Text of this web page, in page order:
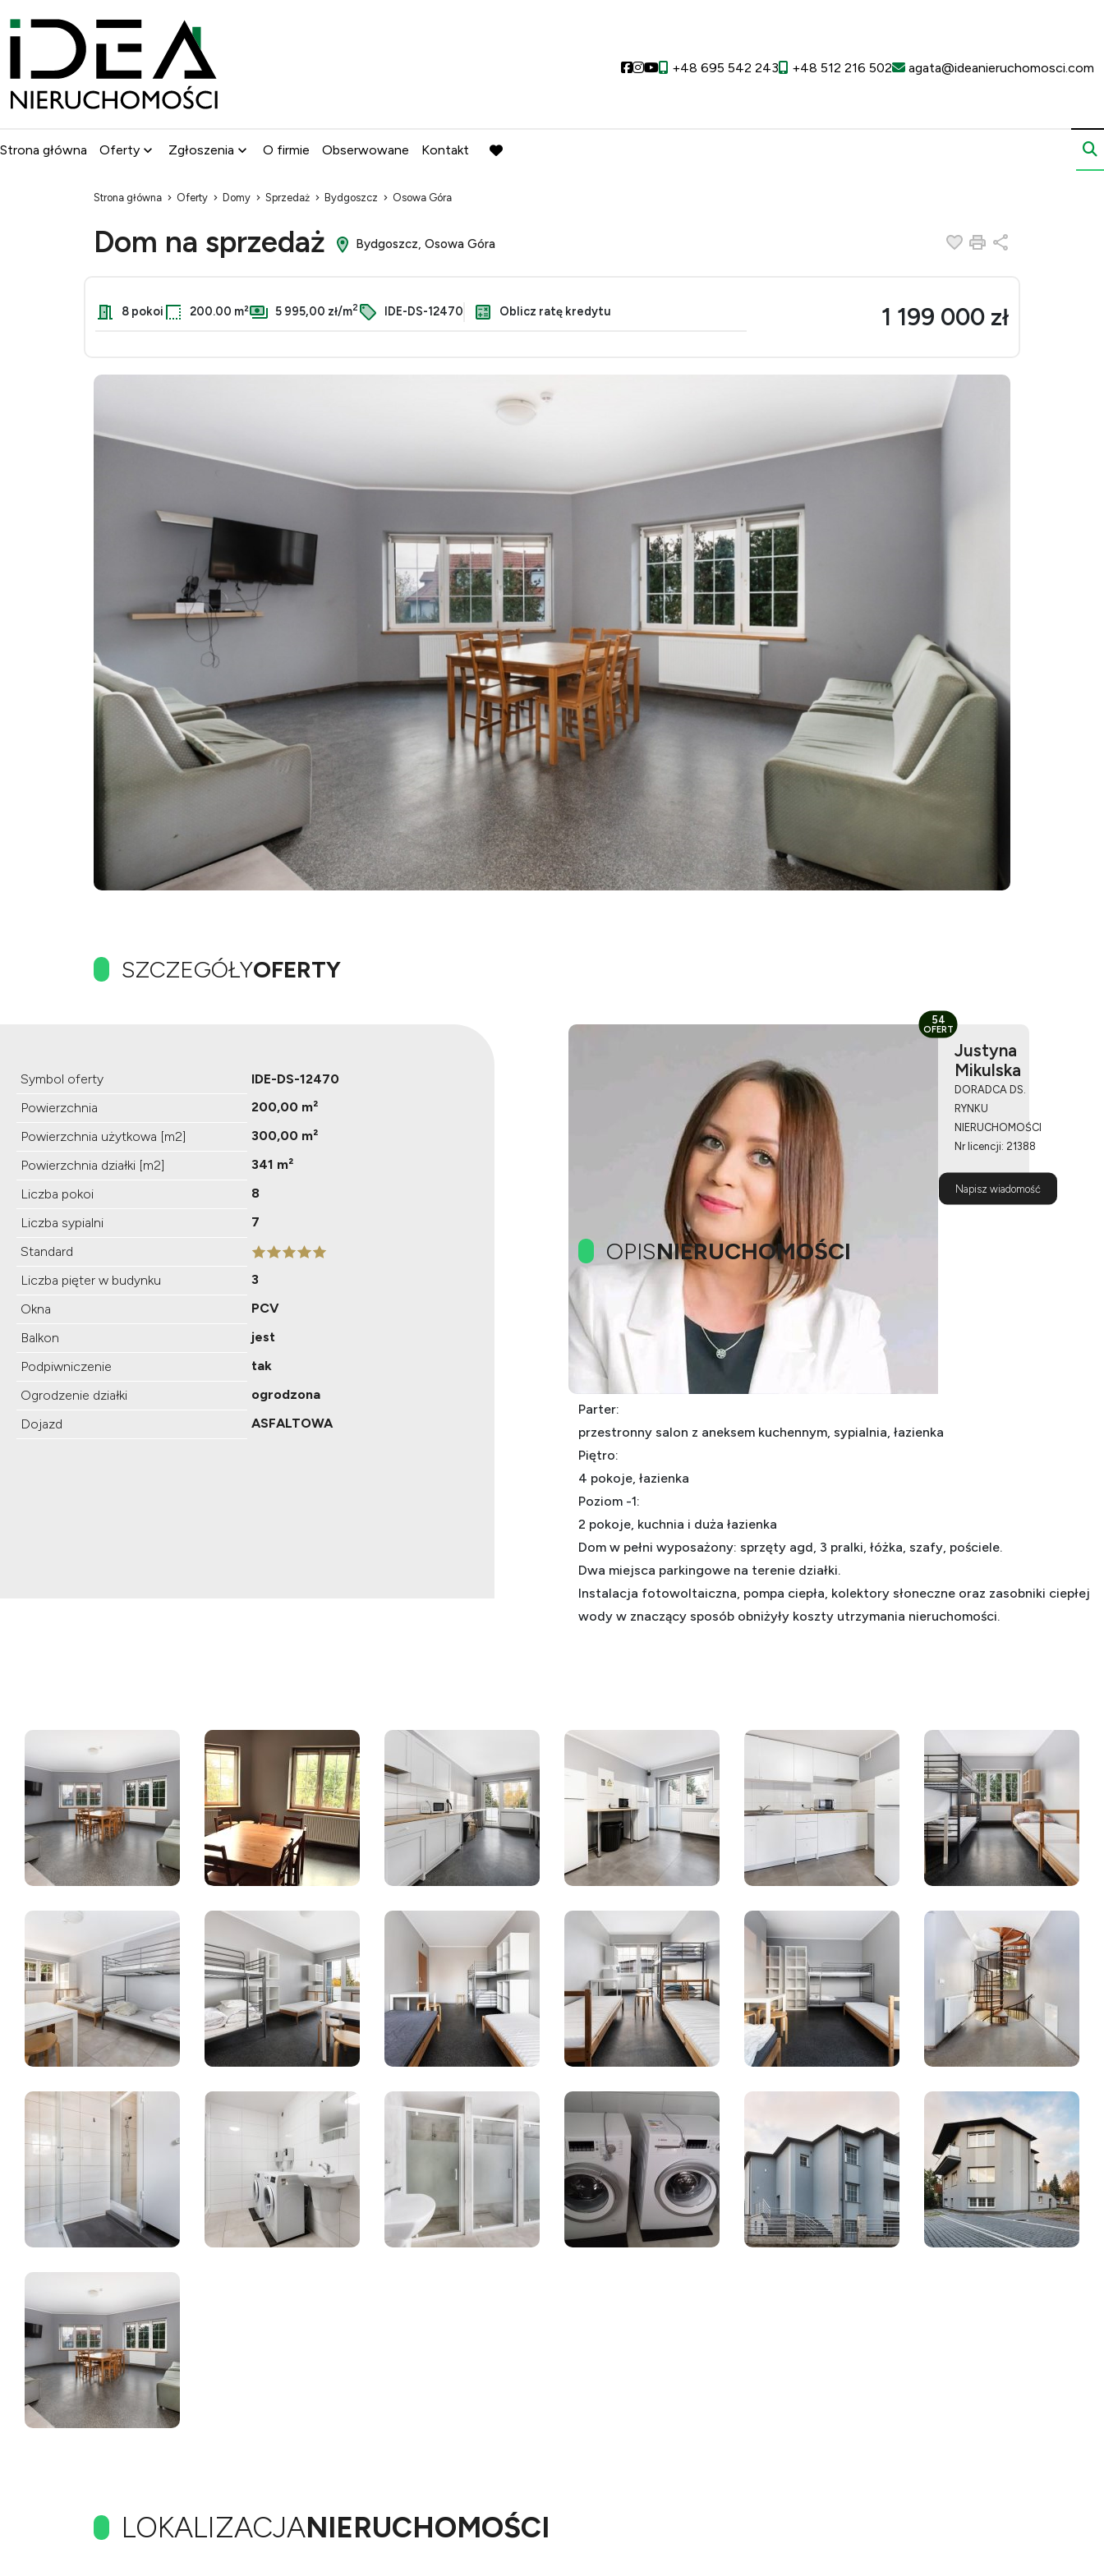
Social link
Social link
Social link
+48 695 542 243 +48 512 216 502 agata@ideanieruchomosci.com
Strona główna Oferty Zgłoszenia O firmie Obserwowane Kontakt
favorite
Strona główna Oferty Domy Sprzedaż Bydgoszcz Osowa Góra
Dom na sprzedaż Bydgoszcz, Osowa Góra Dodaj do ulubionych
Drukuj
8 pokoi 200.00 m² 5 995,00 zł/m2 IDE-DS-12470 Oblicz ratę kredytu 1 199 000 zł
SZCZEGÓŁYOFERTY
Symbol oferty
IDE-DS-12470
Powierzchnia
200,00 m²
Powierzchnia użytkowa [m2]
300,00 m²
Powierzchnia działki [m2]
341 m²
Liczba pokoi
8
Liczba sypialni
7
Standard
Liczba pięter w budynku
3
Okna
PCV
Balkon
jest
Podpiwniczenie
tak
Ogrodzenie działki
ogrodzona
Dojazd
ASFALTOWA
Justyna
Mikulska
DORADCA DS.
RYNKU
NIERUCHOMOŚCI
Nr licencji: 21388
790 201
135
Napisz wiadomość
54
OFERT
OPISNIERUCHOMOŚCI
Na sprzedaż duży, energooszczędny dom na Osowej Górze.
Pompa ciepła, fotowoltaika, solary, monitoring.
Pow użytkowa ok 200 m2
Parter:
przestronny salon z aneksem kuchennym, sypialnia, łazienka
Piętro:
4 pokoje, łazienka
Poziom -1:
2 pokoje, kuchnia i duża łazienka
Dom w pełni wyposażony: sprzęty agd, 3 pralki, łóżka, szafy, pościele.
Dwa miejsca parkingowe na terenie działki.
Instalacja fotowoltaiczna, pompa ciepła, kolektory słoneczne oraz zasobniki ciepłej
wody w znaczący sposób obniżyły koszty utrzymania nieruchomości.
LOKALIZACJANIERUCHOMOŚCI